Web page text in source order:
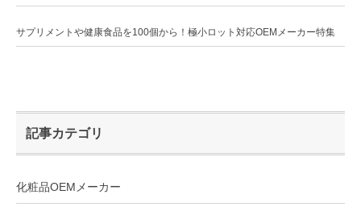
サプリメントや健康食品を100個から！極小ロット対応OEMメーカー特集
記事カテゴリ
化粧品OEMメーカー